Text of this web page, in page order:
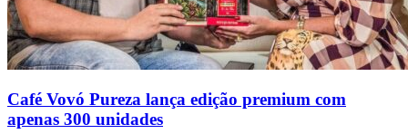
Café Vovó Pureza lança edição premium com
apenas 300 unidades